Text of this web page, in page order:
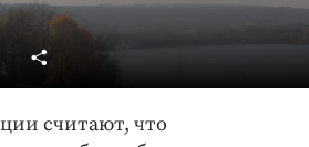
считают, что